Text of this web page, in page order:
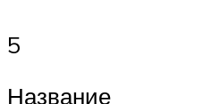
5
Название